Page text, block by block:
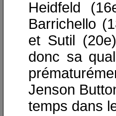
Heidfeld
Barrichello
et Sutil
donc sa
Jenson
temps dans